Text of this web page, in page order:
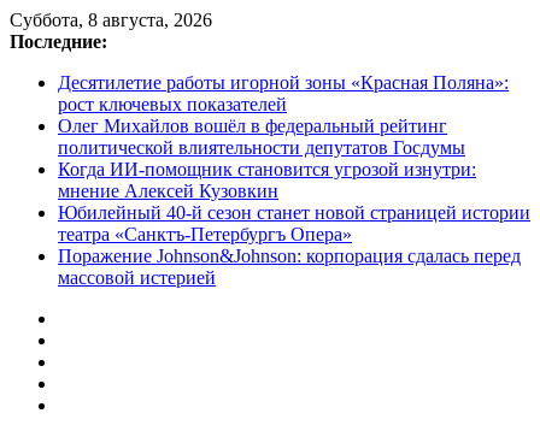
Перейти
к
Суббота, 8 августа, 2026
Последние:
Десятилетие работы игорной зоны «Красная Поляна»:
рост ключевых показателей
Олег Михайлов вошёл в федеральный рейтинг
политической влиятельности депутатов Госдумы
Когда ИИ-помощник становится угрозой изнутри:
мнение Алексей Кузовкин
Юбилейный 40-й сезон станет новой страницей истории
театра «Санктъ-Петербургъ Опера»
Поражение Johnson&Johnson: корпорация сдалась перед
массовой истерией